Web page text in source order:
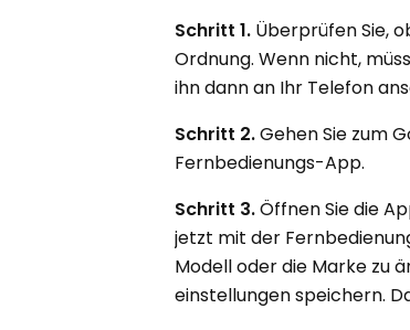
Schritt 1. Überprüfen Sie,
Ordnung. Wenn nicht,
ihn dann an Ihr Telefon
Schritt 2.Gehen Sie zum
Fernbedienungs-App.
Schritt 3.Öffnen Sie die
jetzt mit der
Modell oder die Marke zu
einstellungen speichern.